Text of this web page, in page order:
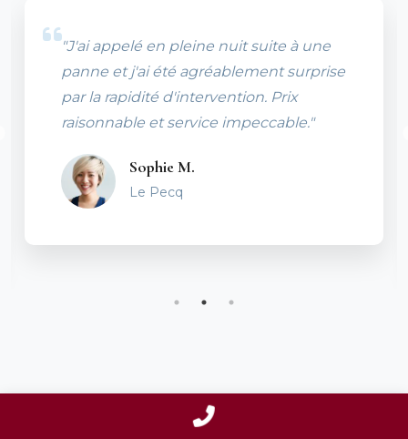
"J'ai appelé en pleine nuit suite à une
panne et j'ai été agréablement surprise
par la rapidité d'intervention. Prix
raisonnable et service impeccable."
Sophie M.
Le Pecq
Contactez-nous